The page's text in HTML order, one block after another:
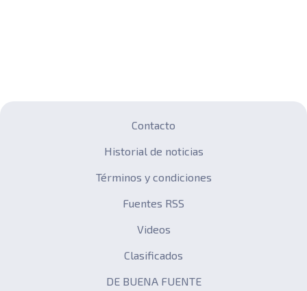
Contacto
Historial de noticias
Términos y condiciones
Fuentes RSS
Videos
Clasificados
DE BUENA FUENTE